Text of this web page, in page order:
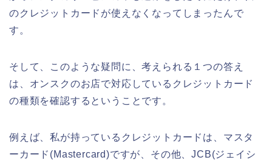
のクレジットカードが使えなくなってしまったんで
す。
そして、このような疑問に、考えられる１つの答え
は、オンスクのお店で対応しているクレジットカード
の種類を確認するということです。
例えば、私が持っているクレジットカードは、マスタ
ーカード(Mastercard)ですが、その他、JCB(ジェイシ